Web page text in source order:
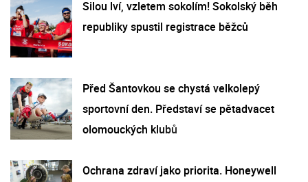
Silou lví, vzletem sokolím! Sokolský běh
republiky spustil registrace běžců
Před Šantovkou se chystá velkolepý
sportovní den. Představí se pětadvacet
olomouckých klubů
Ochrana zdraví jako priorita. Honeywell